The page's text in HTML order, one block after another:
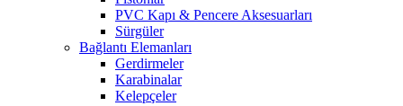
PVC Kapı & Pencere Aksesuarları
Sürgüler
Bağlantı Elemanları
Gerdirmeler
Karabinalar
Kelepçeler